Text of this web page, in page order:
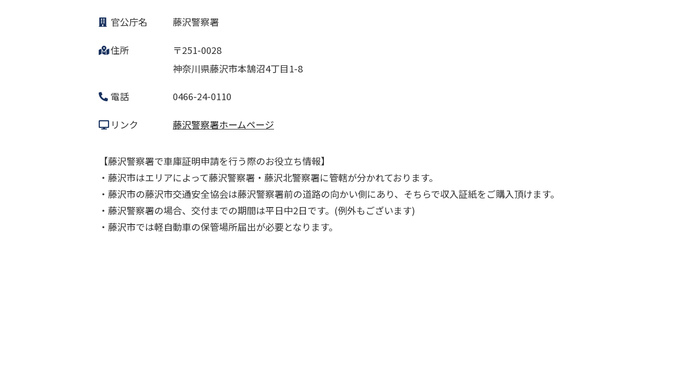
官公庁名 藤沢警察署
住所
〒251-0028
神奈川県藤沢市本鵠沼4丁目1-8
電話 0466-24-0110
リンク 藤沢警察署ホームページ
【藤沢警察署で車庫証明申請を行う際のお役立ち情報】
・藤沢市はエリアによって藤沢警察署・藤沢北警察署に管轄が分かれております。
・藤沢市の藤沢市交通安全協会は藤沢警察署前の道路の向かい側にあり、そちらで収入証紙をご購入頂けます。
・藤沢警察署の場合、交付までの期間は平日中2日です。(例外もございます)
・藤沢市では軽自動車の保管場所届出が必要となります。